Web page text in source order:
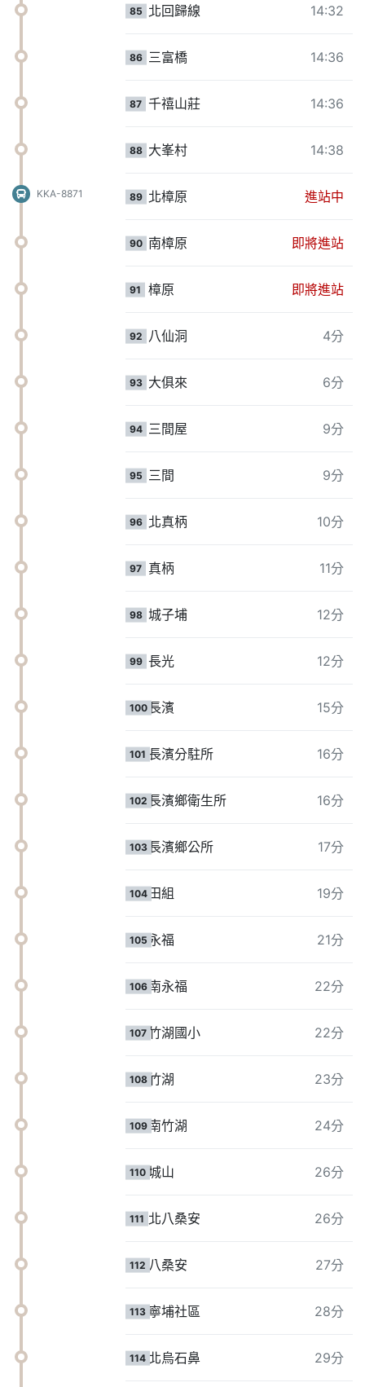
85 北回歸線 14:32
86 三富橋 14:36
87 千禧山莊 14:36
88 大峯村 14:38
89 北樟原 進站中
KKA-8871
90 南樟原 即將進站
91 樟原 即將進站
92 八仙洞 4分
93 大俱來 6分
94 三間屋 9分
95 三間 9分
96 北真柄 10分
97 真柄 11分
98 城子埔 12分
99 長光 12分
100 長濱 15分
101 長濱分駐所 16分
102 長濱鄉衛生所 16分
103 長濱鄉公所 17分
104 田組 19分
105 永福 21分
106 南永福 22分
107 竹湖國小 22分
108 竹湖 23分
109 南竹湖 24分
110 城山 26分
111 北八桑安 26分
112 八桑安 27分
113 寧埔社區 28分
114 北烏石鼻 29分